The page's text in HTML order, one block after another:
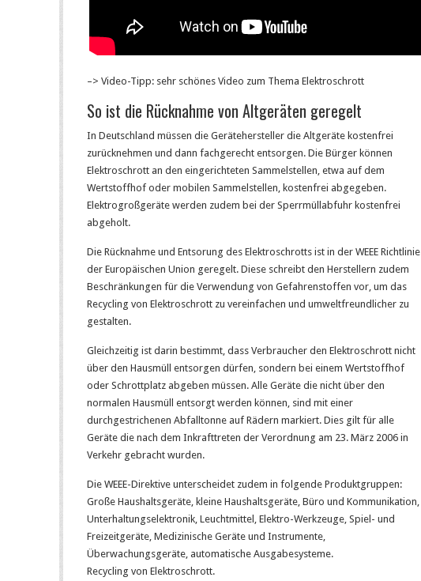
–> Video-Tipp: sehr schönes Video zum Thema Elektroschrott
So ist die Rücknahme von Altgeräten geregelt
In Deutschland müssen die Gerätehersteller die Altgeräte kostenfrei
zurücknehmen und dann fachgerecht entsorgen. Die Bürger können
Elektroschrott an den eingerichteten Sammelstellen, etwa auf dem
Wertstoffhof oder mobilen Sammelstellen, kostenfrei abgegeben.
Elektrogroßgeräte werden zudem bei der Sperrmüllabfuhr kostenfrei
abgeholt.
Die Rücknahme und Entsorung des Elektroschrotts ist in der WEEE Richtlinie
der Europäischen Union geregelt. Diese schreibt den Herstellern zudem
Beschränkungen für die Verwendung von Gefahrenstoffen vor, um das
Recycling von Elektroschrott zu vereinfachen und umweltfreundlicher zu
gestalten.
Gleichzeitig ist darin bestimmt, dass Verbraucher den Elektroschrott nicht
über den Hausmüll entsorgen dürfen, sondern bei einem Wertstoffhof
oder Schrottplatz abgeben müssen. Alle Geräte die nicht über den
normalen Hausmüll entsorgt werden können, sind mit einer
durchgestrichenen Abfalltonne auf Rädern markiert. Dies gilt für alle
Geräte die nach dem Inkrafttreten der Verordnung am 23. März 2006 in
Verkehr gebracht wurden.
Die WEEE-Direktive unterscheidet zudem in folgende Produktgruppen:
Große Haushaltsgeräte, kleine Haushaltsgeräte, Büro und Kommunikation,
Unterhaltungselektronik, Leuchtmittel, Elektro-Werkzeuge, Spiel- und
Freizeitgeräte, Medizinische Geräte und Instrumente,
Überwachungsgeräte, automatische Ausgabesysteme.
Recycling von Elektroschrott.